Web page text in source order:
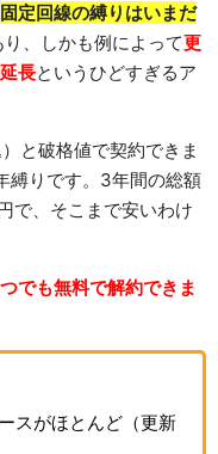
固定回線の縛りはいまだ
、しかも例によって更
長というひどすぎるア
と破格値で契約できま
縛りです。3年間の総額
で、そこまで安いわけ
でも無料で解約できま
スがほとんど（更新